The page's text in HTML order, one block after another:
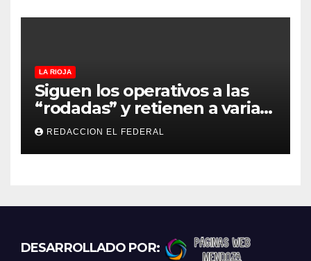
LA RIOJA
Siguen los operativos a las
“rodadas” y retienen a varias
motocicletas
REDACCION EL FEDERAL
DESARROLLADO POR: